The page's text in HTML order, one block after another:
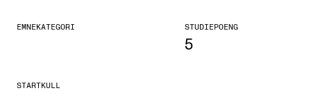
KONSERTER
EMNEKATEGORI STUDIEPOENG
5
STARTKULL